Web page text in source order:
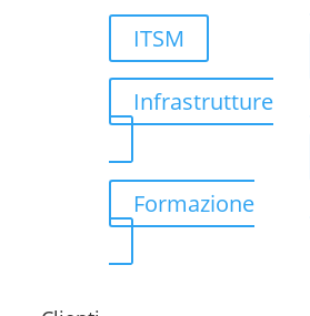
ITSM
Infrastrutture
Formazione